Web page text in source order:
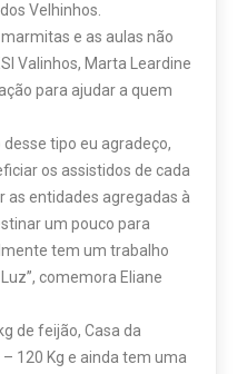
Velhinhos.
e as aulas não
Valinhos, Marta Leardine
para ajudar a quem
tipo eu agradeço,
os assistidos de cada
as entidades agregadas à
um pouco para
tem um trabalho
comemora Eliane
de feijão, Casa da
– 120 Kg e ainda tem uma